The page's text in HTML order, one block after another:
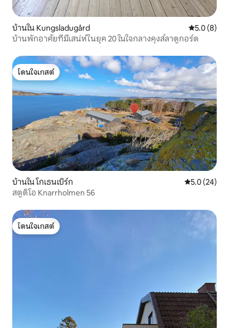
บ้านใน Kungsladugård คะแนนเฉลี่
5.0 (8)
บ้านพักอาศัยที่มีเสน่ห์ในยุค 20 ในใจกลางคุงส์ลาดูกอร์ด
โดนใจเกสต์
โดนใจเกสต์
บ้านใน โกเธนเบิร์ก คะแนนเฉลี่ย
5.0 (24)
สตูดิโอ Knarrholmen 56
โดนใจเกสต์
โดนใจเกสต์